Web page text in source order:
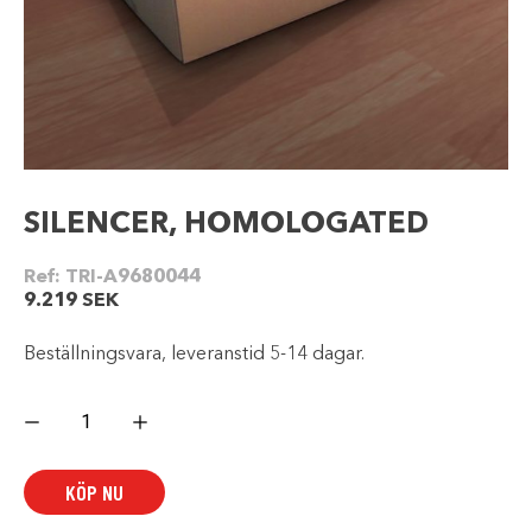
SILENCER, HOMOLOGATED
Ref: TRI-A9680044
9.219 SEK
Beställningsvara, leveranstid 5-14 dagar.
HOMOLOGATED
KÖP NU